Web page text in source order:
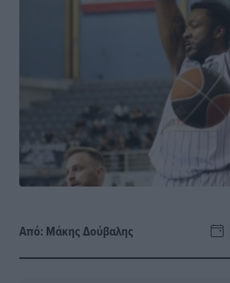
Από: Μάκης Δούβαλης